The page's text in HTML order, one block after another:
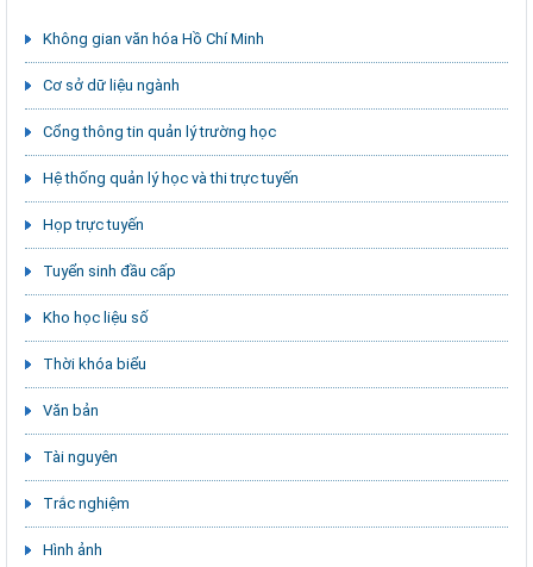
Không gian văn hóa Hồ Chí Minh
Cơ sở dữ liệu ngành
Cổng thông tin quản lý trường học
Hệ thống quản lý học và thi trực tuyến
Họp trực tuyến
Tuyển sinh đầu cấp
Kho học liệu số
Thời khóa biểu
Văn bản
Tài nguyên
Trắc nghiệm
Hình ảnh